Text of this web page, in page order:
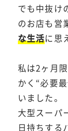
でも中抜け
のお店も営
な生活に思
私は2ヶ月
かく“必要
いました。
大型スーパ
日持ちする